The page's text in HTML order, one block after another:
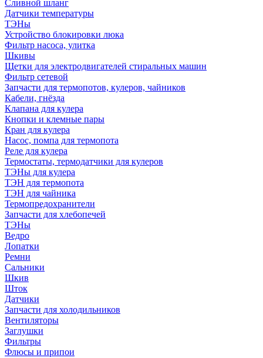
Сливной шланг
Датчики температуры
ТЭНы
Устройство блокировки люка
Фильтр насоса, улитка
Шкивы
Щетки для электродвигателей стиральных машин
Фильтр сетевой
Запчасти для термопотов, кулеров, чайников
Кабели, гнёзда
Клапана для кулера
Кнопки и клемные пары
Кран для кулера
Насос, помпа для термопота
Реле для кулера
Термостаты, термодатчики для кулеров
ТЭНы для кулера
ТЭН для термопота
ТЭН для чайника
Термопредохранители
Запчасти для хлебопечей
ТЭНы
Ведро
Лопатки
Ремни
Сальники
Шкив
Шток
Датчики
Запчасти для холодильников
Вентиляторы
Заглушки
Фильтры
Флюсы и припои